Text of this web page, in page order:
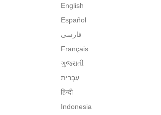
English
Español
فارسی
Français
ગુજરાતી
हिन्दी
Indonesia